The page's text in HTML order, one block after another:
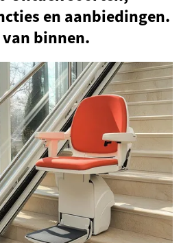
en aanbiedingen.
binnen.